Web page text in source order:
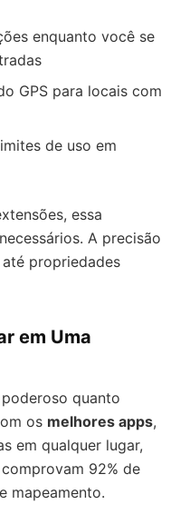
enquanto você se
GPS para locais com
de uso em
essa
A precisão
propriedades
em Uma
quanto
os melhores apps,
em qualquer lugar,
92% de
mapeamento.